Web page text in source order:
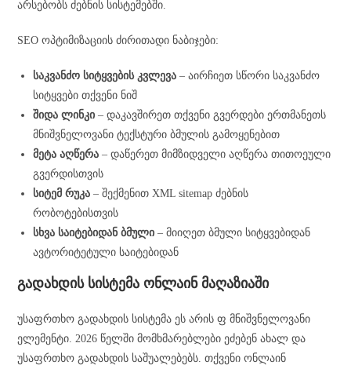
არსებობს ძებნის სისტემებში.
SEO ოპტიმიზაციის ძირითადი ნაბიჯები:
საკვანძო სიტყვების კვლევა – აირჩიეთ სწორი საკვანძო
სიტყვები თქვენი ნიშ
შიდა ლინკი – დაკავშირეთ თქვენი გვერდები ერთმანეთს
მნიშვნელოვანი ტექსტური ბმულის გამოყენებით
მეტა აღწერა – დაწერეთ მიმზიდველი აღწერა თითოეული
გვერდისთვის
სიტემ რუკა – შექმენით XML sitemap ძებნის
რობოტებისთვის
სხვა საიტებიდან ბმული – მიიღეთ ბმული სიტყვებიდან
ავტორიტეტული საიტებიდან
გადახდის სისტემა ონლაინ მაღაზიაში
უსაფრთხო გადახდის სისტემა ეს არის ფ მნიშვნელოვანი
ელემენტი. 2026 წელში მომხმარებლები ეძებენ ახალ და
უსაფრთხო გადახდის საშუალებებს. თქვენი ონლაინ